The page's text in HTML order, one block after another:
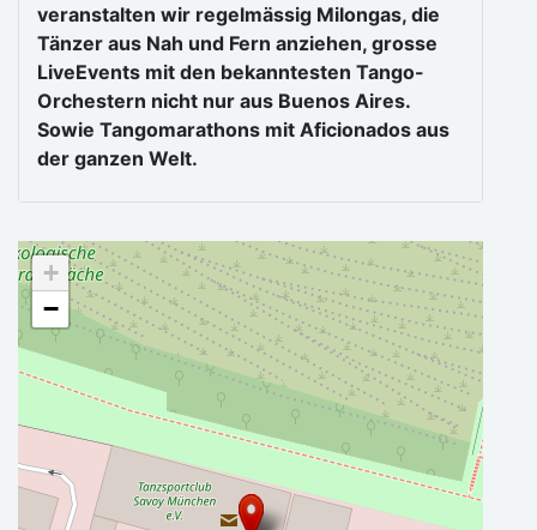
veranstalten wir regelmässig Milongas, die
Tänzer aus Nah und Fern anziehen, grosse
LiveEvents mit den bekanntesten Tango-
Orchestern nicht nur aus Buenos Aires.
Sowie Tangomarathons mit Aficionados aus
der ganzen Welt.
+
−